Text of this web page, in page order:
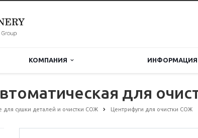
КОМПАНИЯ ИНФОРМАЦИЯ
для
для сушки деталей и очистки СОЖ Центрифуги для очистки СОЖ